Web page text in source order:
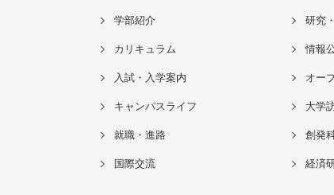
学部紹介
カリキュラム
入試・入学案内
キャンパスライフ
就職・進路
国際交流
研究
情報
オー
大学
創発
経済